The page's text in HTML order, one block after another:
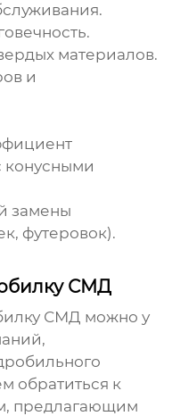
материалов.
и
конусными
замены
футеровок).
СМД
СМД можно у
обратиться к
предлагающим